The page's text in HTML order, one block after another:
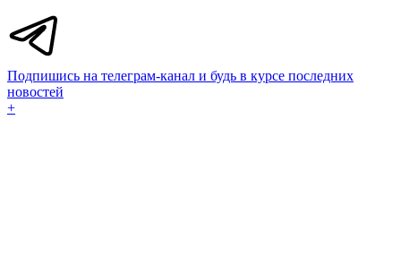
Подпишись на телеграм-канал и будь в курсе последних
новостей
+